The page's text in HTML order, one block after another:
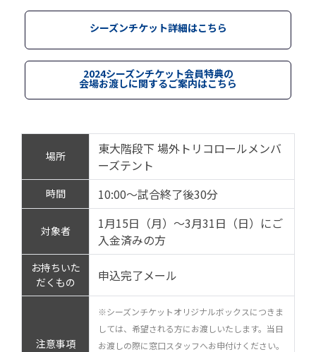
シーズンチケット詳細はこちら
2024シーズンチケット会員特典の
会場お渡しに関するご案内はこちら
場所
東大階段下 場外トリコロールメンバ
ーズテント
時間 10:00～試合終了後30分
対象者
1月15日（月）～3月31日（日）にご
入金済みの方
お持ちいた
だくもの
申込完了メール
注意事項
※シーズンチケットオリジナルボックスにつきま
しては、希望される方にお渡しいたします。当日
お渡しの際に窓口スタッフへお申付けください。